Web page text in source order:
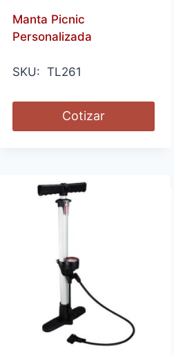
Manta Picnic
Personalizada
SKU: TL261
Cotizar